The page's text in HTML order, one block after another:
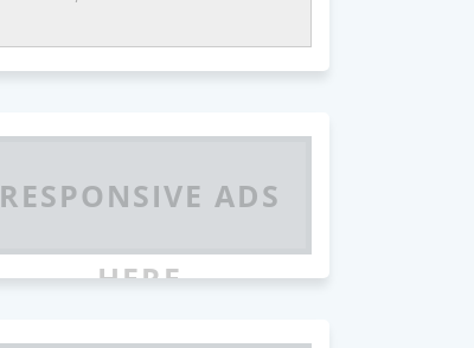
RESPONSIVE ADS
HERE